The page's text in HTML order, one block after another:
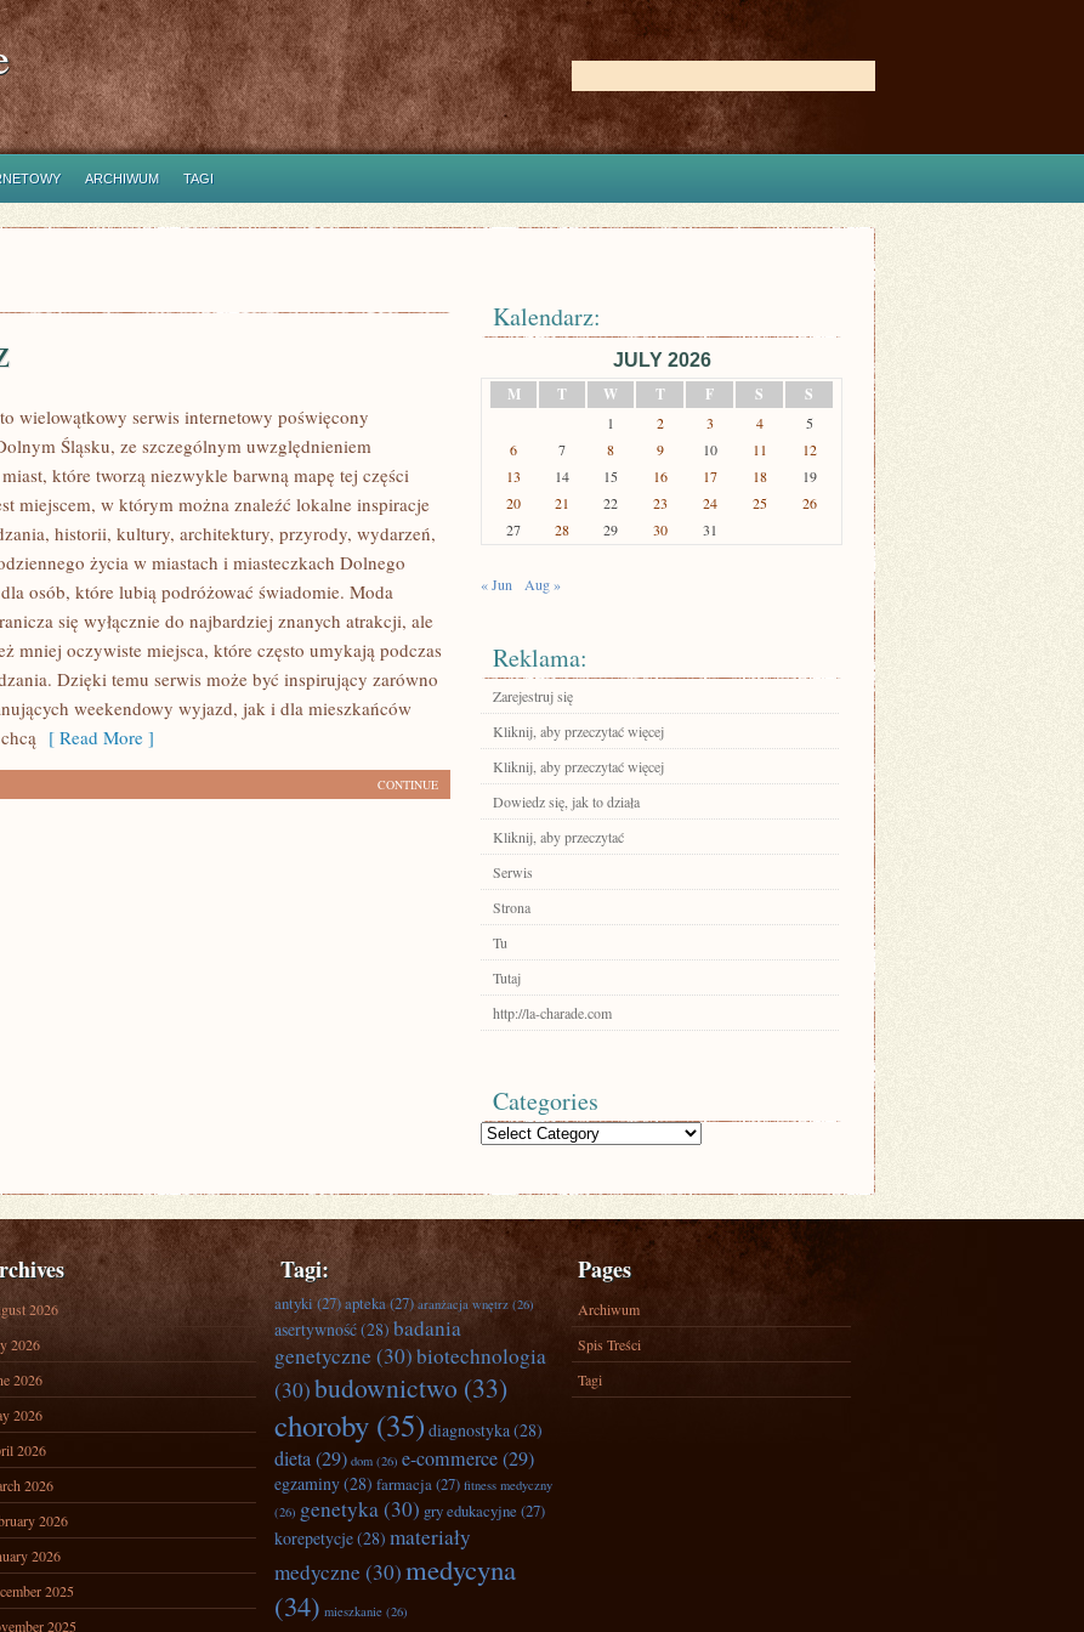
ARCHIWUM TAGI
wielowątkowy serwis internetowy poświęcony
Śląsku, ze szczególnym uwzględnieniem
które tworzą niezwykle barwną mapę tej części
miejscem, w którym można znaleźć lokalne inspiracje
historii, kultury, architektury, przyrody, wydarzeń,
życia w miastach i miasteczkach Dolnego
osób, które lubią podróżować świadomie. Moda
się wyłącznie do najbardziej znanych atrakcji, ale
mniej oczywiste miejsca, które często umykają podczas
Dzięki temu serwis może być inspirujący zarówno
weekendowy wyjazd, jak i dla mieszkańców
[ Read More ]
CONTINUE
Kalendarz:
JULY 2026
M
T W T F S S
1 2 3 4
5
6
7 8 9 10 11
12
13
14 15 16 17 18
19
20
21 22 23 24 25
26
27
28 29 30 31
« Jun Aug »
Reklama:
Zarejestruj się
Kliknij, aby przeczytać więcej
Kliknij, aby przeczytać więcej
Dowiedz się, jak to działa
Kliknij, aby przeczytać
Serwis
Strona
Tu
Tutaj
http://la-charade.com
Categories
Categories
2026
2026
2026
2026
2026
2026
2026
2026
2025
2025
Tagi:
antyki(27)apteka(27) aranżacja wnętrz (26)
asertywność(28) badania
genetyczne (30)biotechnologia
(30)budownictwo (33)
choroby (35) diagnostyka(28)
dieta(29) dom (26) e-commerce(29)
egzaminy(28) farmacja(27) fitness medyczny
(26) genetyka(30) gry edukacyjne (27)
korepetycje(28) materiały
medyczne (30)medycyna
(34) mieszkanie (26)
Pages
Archiwum
Spis Treści
Tagi